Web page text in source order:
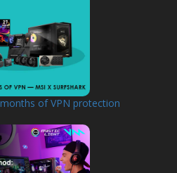
of VPN protection